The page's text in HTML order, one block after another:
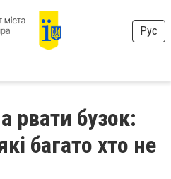
Рус
рвати бузок:
багато хто не